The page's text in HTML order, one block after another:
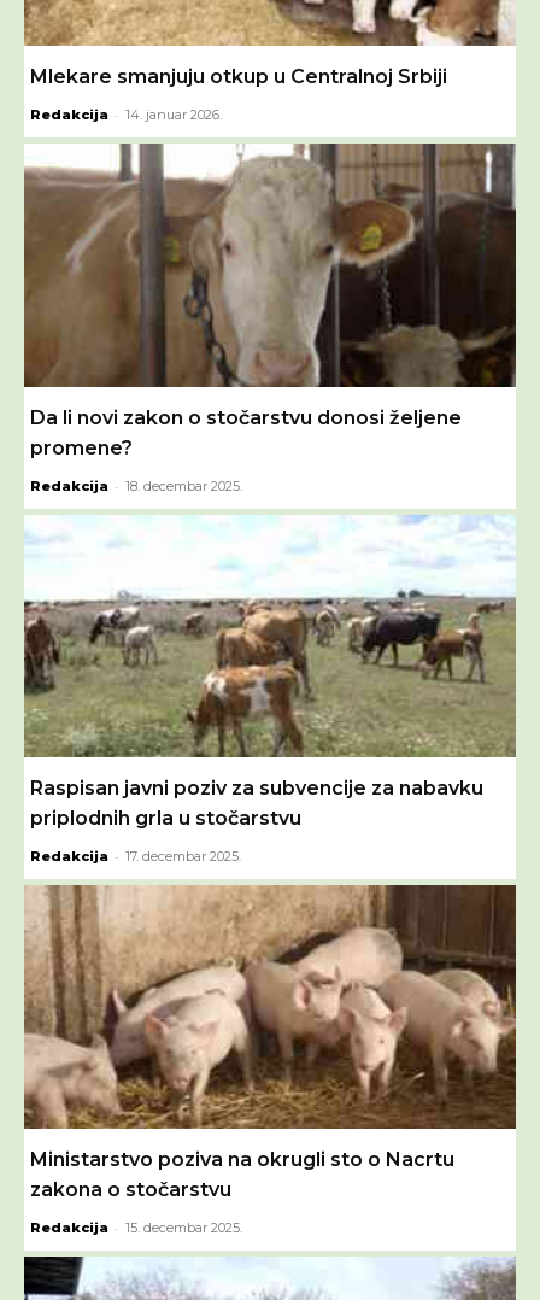
Mlekare smanjuju otkup u Centralnoj Srbiji
Redakcija - 14. januar 2026.
Da li novi zakon o stočarstvu donosi željene
promene?
Redakcija - 18. decembar 2025.
Raspisan javni poziv za subvencije za nabavku
priplodnih grla u stočarstvu
Redakcija - 17. decembar 2025.
Ministarstvo poziva na okrugli sto o Nacrtu
zakona o stočarstvu
Redakcija - 15. decembar 2025.